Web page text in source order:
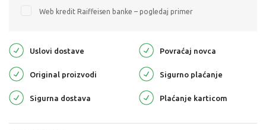
Web kredit Raiffeisen banke – pogledaj primer
Uslovi dostave Povraćaj novca
Original proizvodi Sigurno plaćanje
Sigurna dostava Plaćanje karticom